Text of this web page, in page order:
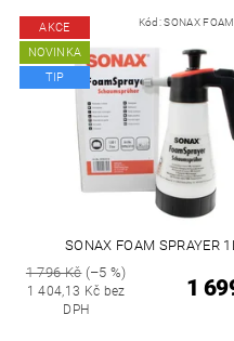
AKCE
NOVINKA
TIP
Kód:SONAX
SONAX FOAM SPRAYER
1 796 Kč(–5 %)
1 404,13 Kč bez
DPH
1